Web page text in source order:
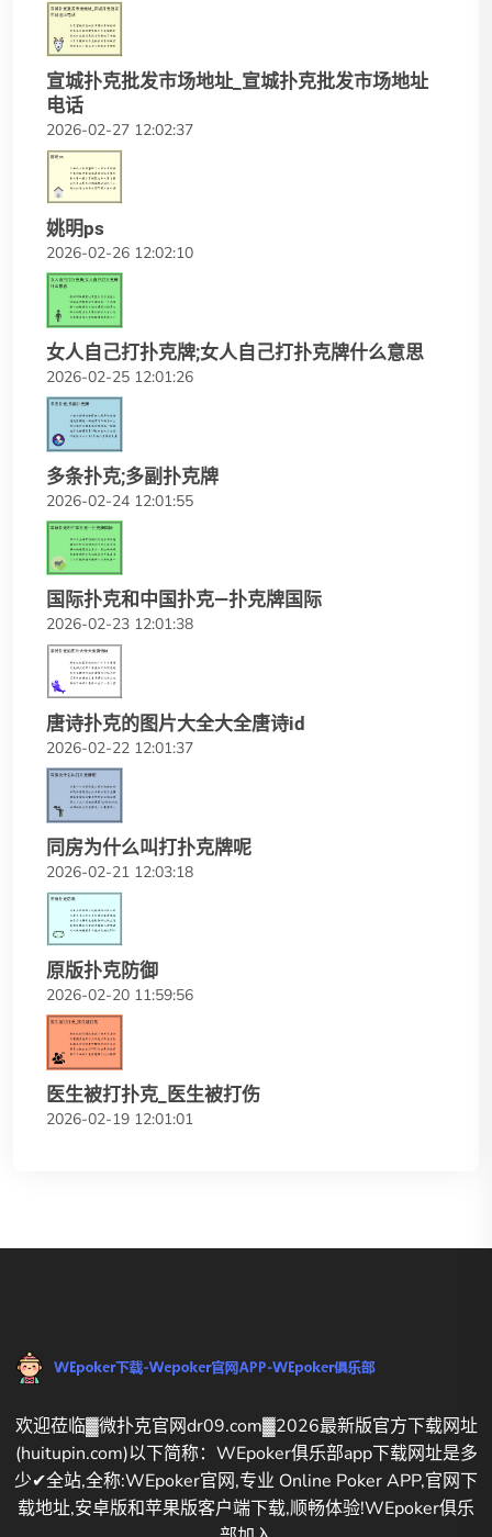
宣城扑克批发市场地址_宣城扑克批发市场地址
电话
2026-02-27 12:02:37
姚明ps
2026-02-26 12:02:10
女人自己打扑克牌;女人自己打扑克牌什么意思
2026-02-25 12:01:26
多条扑克;多副扑克牌
2026-02-24 12:01:55
国际扑克和中国扑克—扑克牌国际
2026-02-23 12:01:38
唐诗扑克的图片大全大全唐诗id
2026-02-22 12:01:37
同房为什么叫打扑克牌呢
2026-02-21 12:03:18
原版扑克防御
2026-02-20 11:59:56
医生被打扑克_医生被打伤
2026-02-19 12:01:01
欢迎莅临▓微扑克官网dr09.com▓2026最新版官方下载网址
(huitupin.com)以下简称：WEpoker俱乐部app下载网址是多
少✔全站,全称:WEpoker官网,专业 Online Poker APP,官网下
载地址,安卓版和苹果版客户端下载,顺畅体验!WEpoker俱乐